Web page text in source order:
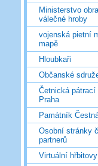
Ministerstvo
válečné hroby
vojenská pietní
mapě
Hloubkaři
Občanské
Četnická pátrací
Praha
Památník
Osobní stránky
partnerů
Virtuální hřbitovy